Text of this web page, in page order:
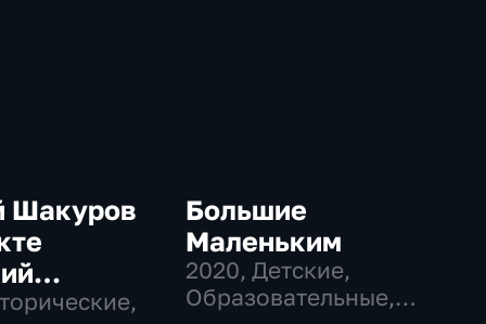
Шакуров
Большие
Маленьким
2020, Детские,
Образовательные,